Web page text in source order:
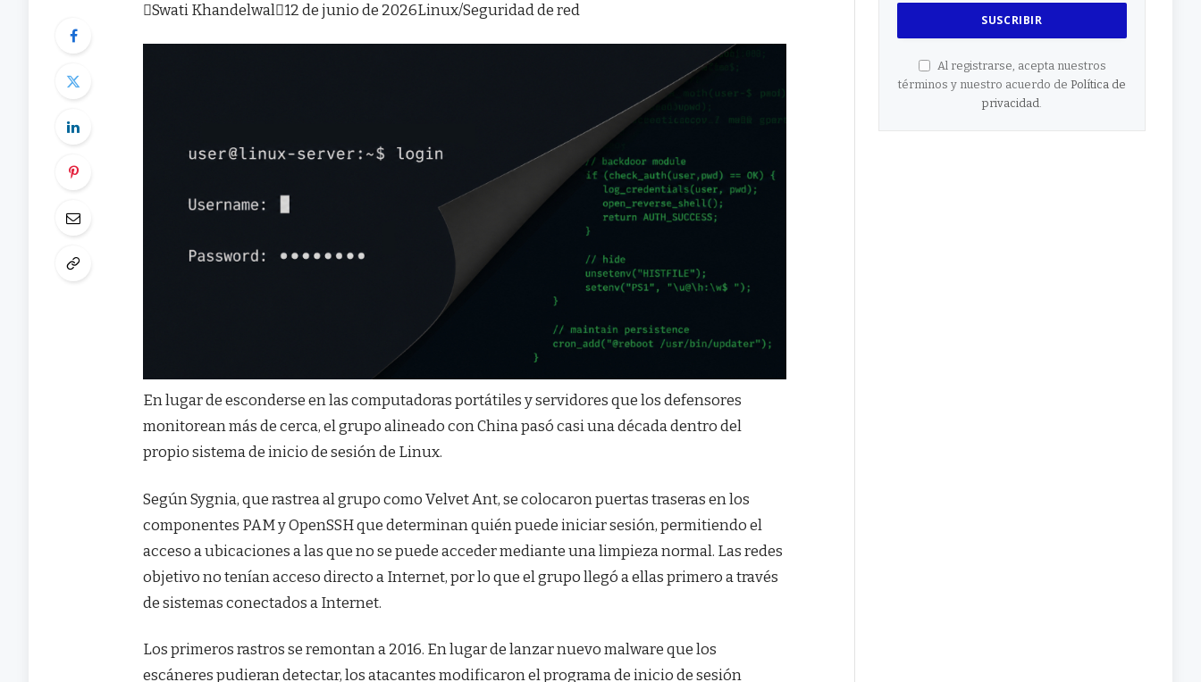
Swati Khandelwal12 de junio de 2026Linux/Seguridad de red
En lugar de esconderse en las computadoras portátiles y servidores que los defensores
monitorean más de cerca, el grupo alineado con China pasó casi una década dentro del
propio sistema de inicio de sesión de Linux.
Según Sygnia, que rastrea al grupo como Velvet Ant, se colocaron puertas traseras en los
componentes PAM y OpenSSH que determinan quién puede iniciar sesión, permitiendo el
acceso a ubicaciones a las que no se puede acceder mediante una limpieza normal. Las redes
objetivo no tenían acceso directo a Internet, por lo que el grupo llegó a ellas primero a través
de sistemas conectados a Internet.
Los primeros rastros se remontan a 2016. En lugar de lanzar nuevo malware que los
escáneres pudieran detectar, los atacantes modificaron el programa de inicio de sesión
Al registrarse, acepta nuestros
términos y nuestro acuerdo de Política de
privacidad.